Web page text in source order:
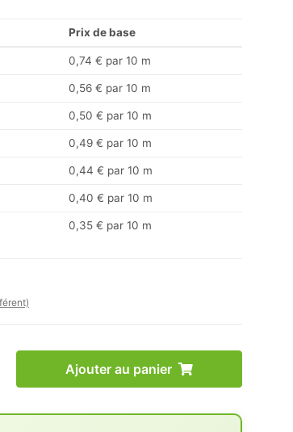
Prix de base
0,74 € par 10 m
0,56 € par 10 m
0,50 € par 10 m
0,49 € par 10 m
0,44 € par 10 m
0,40 € par 10 m
0,35 € par 10 m
Ajouter au panier